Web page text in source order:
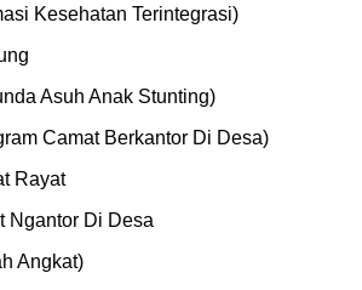
Kesehatan Terintegrasi)
Asuh Anak Stunting)
Camat Berkantor Di Desa)
Rayat
Ngantor Di Desa
Angkat)